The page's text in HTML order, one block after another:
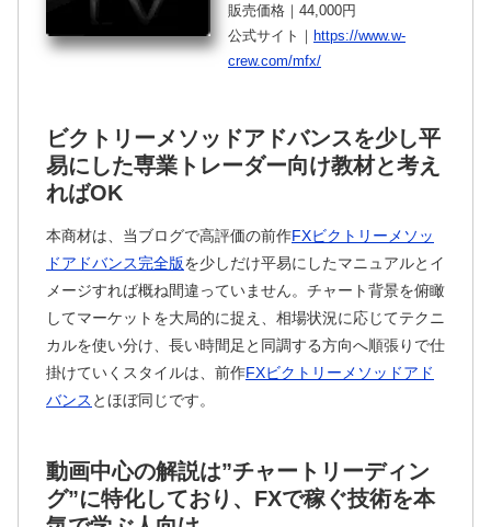
販売価格｜44,000円
公式サイト｜ https://www.w-
crew.com/mfx/
ビクトリーメソッドアドバンスを少し平
易にした専業トレーダー向け教材と考え
ればOK
本商材は、当ブログで高評価の前作FXビクトリーメソッ
ドアドバンス完全版を少しだけ平易にしたマニュアルとイ
メージすれば概ね間違っていません。チャート背景を俯瞰
してマーケットを大局的に捉え、相場状況に応じてテクニ
カルを使い分け、長い時間足と同調する方向へ順張りで仕
掛けていくスタイルは、前作FXビクトリーメソッドアド
バンス とほぼ同じです。
動画中心の解説は”チャートリーディン
グ”に特化しており、FXで稼ぐ技術を本